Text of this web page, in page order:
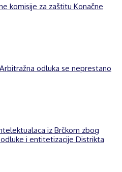
komisije za zaštitu Konačne
odluka se neprestano
iz Brčkom zbog
i entitetizacije Distrikta